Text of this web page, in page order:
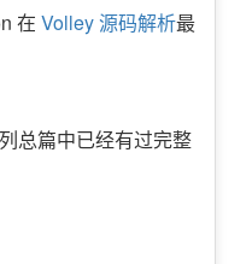
在 Volley 源码解析最
总篇中已经有过完整